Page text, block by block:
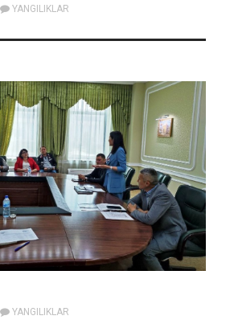
YANGILIKLAR
YANGILIKLAR